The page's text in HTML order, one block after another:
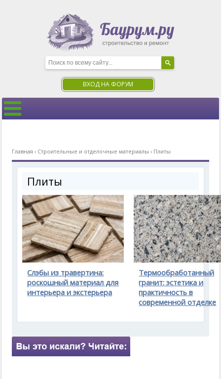
ВХОД НА ФОРУМ
Главная › Строительные и отделочные материалы › Плиты
Плиты
Слэбы из травертина:
роскошный материал для
интерьера и экстерьера
Термообработанный
гранит: эстетика и
практичность в
современной отделке